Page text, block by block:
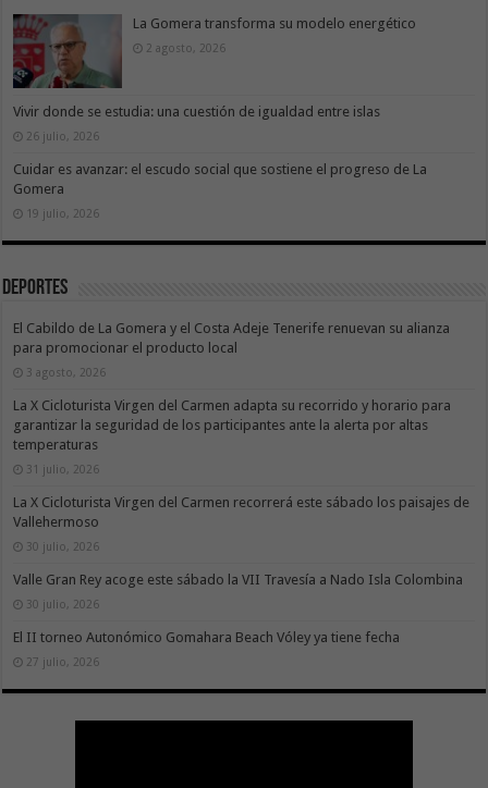
La Gomera transforma su modelo energético
2 agosto, 2026
Vivir donde se estudia: una cuestión de igualdad entre islas
26 julio, 2026
Cuidar es avanzar: el escudo social que sostiene el progreso de La
Gomera
19 julio, 2026
Deportes
El Cabildo de La Gomera y el Costa Adeje Tenerife renuevan su alianza
para promocionar el producto local
3 agosto, 2026
La X Cicloturista Virgen del Carmen adapta su recorrido y horario para
garantizar la seguridad de los participantes ante la alerta por altas
temperaturas
31 julio, 2026
La X Cicloturista Virgen del Carmen recorrerá este sábado los paisajes de
Vallehermoso
30 julio, 2026
Valle Gran Rey acoge este sábado la VII Travesía a Nado Isla Colombina
30 julio, 2026
El II torneo Autonómico Gomahara Beach Vóley ya tiene fecha
27 julio, 2026